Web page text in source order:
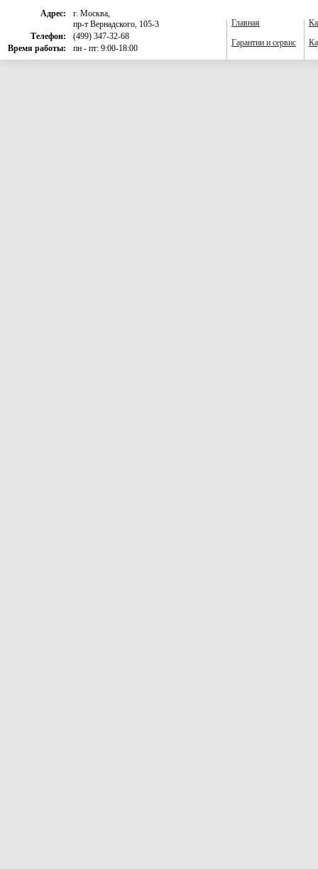
Адрес:
г. Москва,
пр-т Вернадского, 105-3
Телефон:
(499) 347-32-68
Время работы:
пн - пт: 9:00-18:00
Главная
Гарантии и сервис